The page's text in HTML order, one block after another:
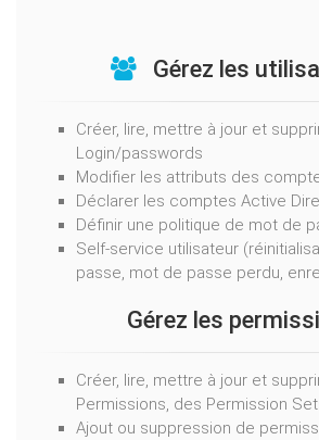
Gérez les
Créer, lire, mettre à jour et
Login/passwords
Modifier les attributs des
Déclarer les comptes Active
Définir une politique de mot de
Self-service utilisateur
passe, mot de passe perdu,
Gérez les
Créer, lire, mettre à jour et
Permissions, des Permission
Ajout ou suppression de